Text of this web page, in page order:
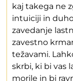
kaj takega ne
intuiciji in
zavedanje
zavestno
težavami.
skrbi, ki bi vas
morile in bi